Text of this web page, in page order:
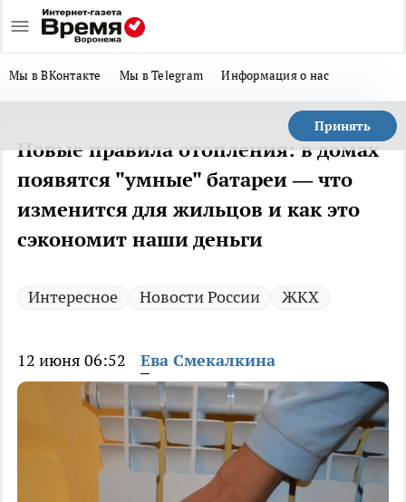
Мы в ВКонтакте Мы в Telegram Информация о нас
Принять
Новые правила отопления: в домах
появятся "умные" батареи — что
изменится для жильцов и как это
сэкономит наши деньги
Интересное Новости России ЖКХ
12 июня 06:52 Ева Смекалкина